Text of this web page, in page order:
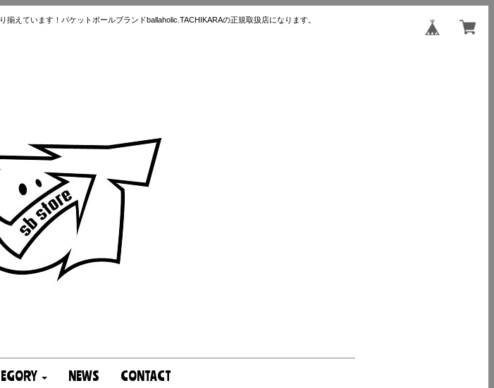
います！バケットボールブランドballaholic.TACHIKARAの正規取扱店になります。
NEWS CONTACT